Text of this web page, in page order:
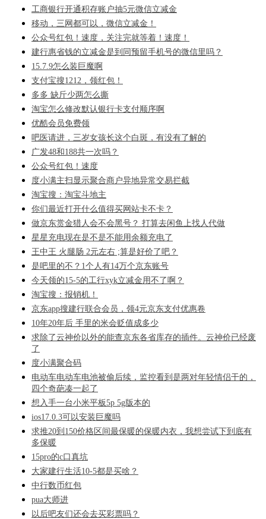
工商银行开通积存账户抽5元微信立减金
移动，三网都可以，微信立减金！
公众号红包！速度，关注完就等着！速度！
建行惠省钱的立减金是到同预留手机号的微信里吗？
15.7.9怎么装巨魔啊
支付宝搜1212，领红包！
多多 缺斤少两怎么撕
淘宝怎么修改默认银行卡支付顺序啊
优酷会员免费领
吧医请进，三岁女孩长这个白斑，有没有了解的
广发48和188共一次吗？
公众号红包！速度
度小满主扫显示聚合商户异地异常交易拦截
淘宝搜：淘宝斗地主
你们最近打开什么值得买网站卡不卡？
做京东赏金猎人会不会黑号？ 打算去闲鱼上找人代做
星星充电现在是不是不能用余额充电了
王中王 火腿肠 2元左右 ;算是好价了吧？
是吧里的不？1个人有14万个京东账号
今天领的15-5的工行xyk立减金用不了啊？
淘宝搜：报销机！
京东app搜建行联合会员，领4元京东支付优惠卷
10年20年后 手里的米会贬值成多少
求除了云神价以外的能查京东各省库存的插件。云神价已经废
了
度小满聚合码
电动车电动车电池被偷后续，监控看到是两对年轻情侣干的，
四个奇葩凑一起了
想入手一台小米平板5p 5g版本的
ios17.0.3可以安装巨魔吗
求推20到150价格区间最保暖的保暖内衣，我想尝试下到底有
多保暖
15pro的c口真坑
大家建行生活10-5都是买啥？
中行数币红包
pua大师进
以后吧友们还会去买彩票吗？